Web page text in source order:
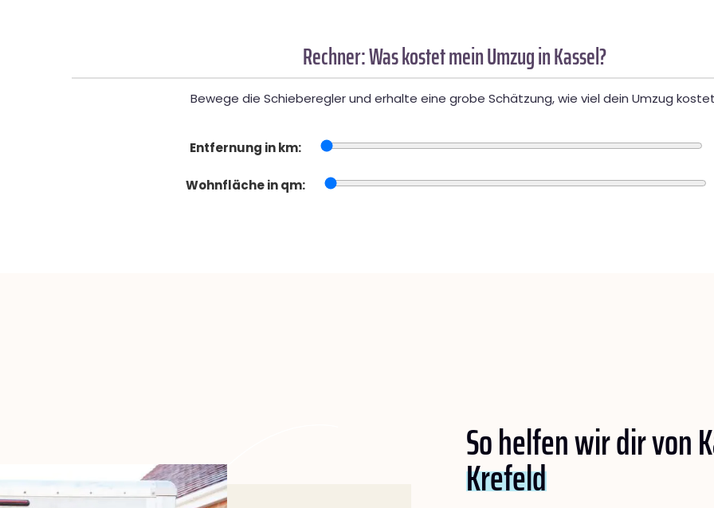
Rechner: Was kostet mein Umzug in Kassel?
Bewege die Schieberegler und erhalte eine grobe Schätzung, wie viel dein Umzug
Entfernung in km:
Wohnfläche in qm:
So helfen wir dir von
Krefeld